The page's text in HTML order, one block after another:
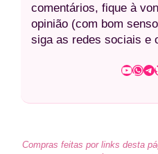
comentários, fique à
opinião (com bom
siga as redes sociais e
Youtube WhatsApp Telegram
Compras feitas por links desta